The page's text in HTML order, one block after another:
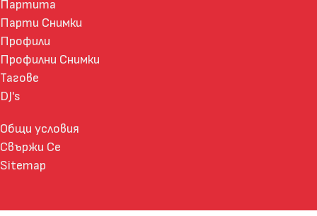
Партита
Парти Снимки
Профили
Профилни Снимки
Тагове
DJ's
Общи условия
Свържи Се
Sitemap